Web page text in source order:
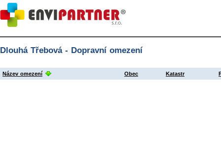
Dlouhá Třebová - Dopravní omezení
Název omezení Obec Katastr